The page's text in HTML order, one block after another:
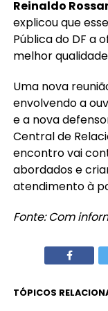
Reinaldo
explicou que
Pública do DF a
melhor
Uma nova
envolvendo a
e a nova
Central de
encontro vai
abordados e
atendimento à
Fonte: Com
TÓPICOS